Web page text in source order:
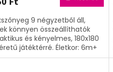
N
E
S
9 négyzetből áll,
könnyen összeállíthatók
és kényelmes, 180x180
játéktérré. Életkor: 6m+